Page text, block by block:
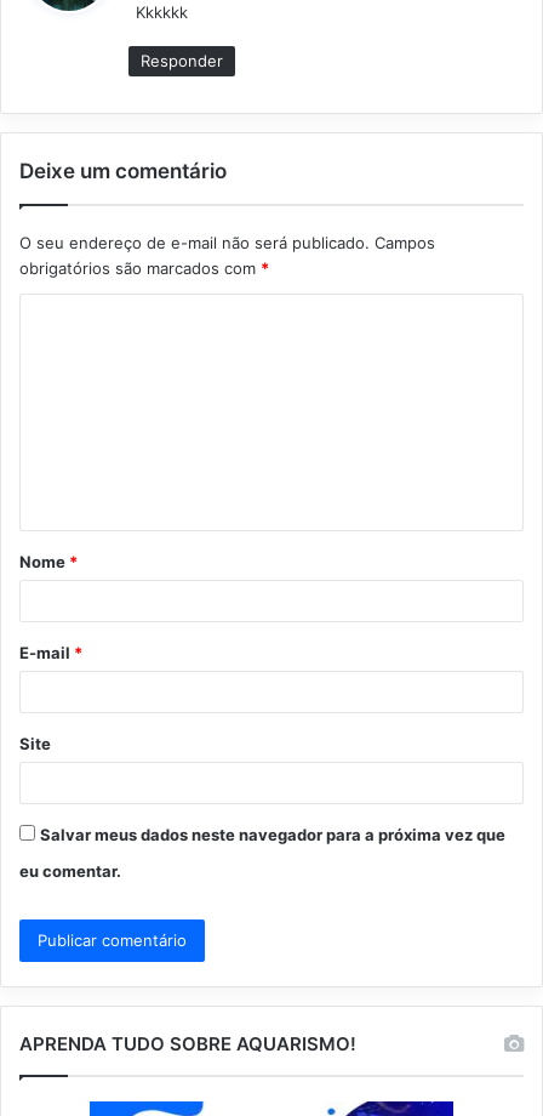
Kkkkkk
Responder
Deixe um comentário
O seu endereço de e-mail não será publicado. Campos
obrigatórios são marcados com *
á
r
*
Nome *
E-mail *
Site
Salvar meus dados neste navegador para a próxima vez que
eu comentar.
APRENDA TUDO SOBRE AQUARISMO!